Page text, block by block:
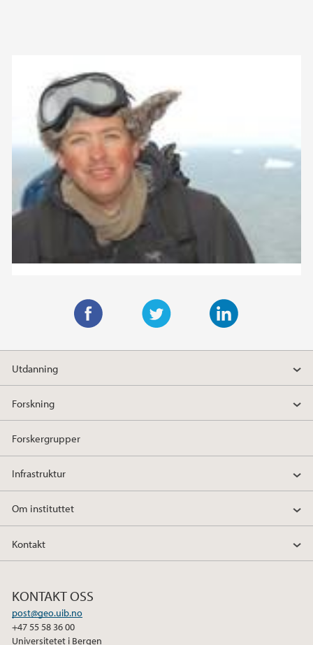
w
t
e
i
k
d
n
a
e
o
o
k
Utdanning
Forskning
Forskergrupper
Infrastruktur
Om instituttet
Kontakt
KONTAKT OSS
post@geo.uib.no
+47 55 58 36 00
Universitetet i Bergen